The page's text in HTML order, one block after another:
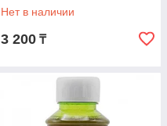
Нет в наличии
3 200 ₸